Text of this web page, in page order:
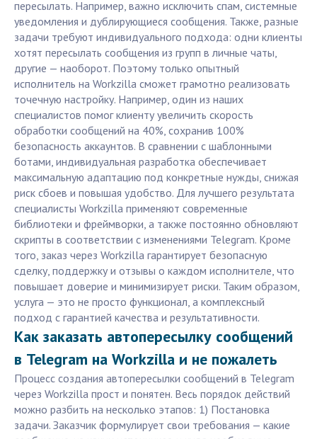
пересылать. Например, важно исключить спам, системные
уведомления и дублирующиеся сообщения. Также, разные
задачи требуют индивидуального подхода: одни клиенты
хотят пересылать сообщения из групп в личные чаты,
другие — наоборот. Поэтому только опытный
исполнитель на Workzilla сможет грамотно реализовать
точечную настройку. Например, один из наших
специалистов помог клиенту увеличить скорость
обработки сообщений на 40%, сохранив 100%
безопасность аккаунтов. В сравнении с шаблонными
ботами, индивидуальная разработка обеспечивает
максимальную адаптацию под конкретные нужды, снижая
риск сбоев и повышая удобство. Для лучшего результата
специалисты Workzilla применяют современные
библиотеки и фреймворки, а также постоянно обновляют
скрипты в соответствии с изменениями Telegram. Кроме
того, заказ через Workzilla гарантирует безопасную
сделку, поддержку и отзывы о каждом исполнителе, что
повышает доверие и минимизирует риски. Таким образом,
услуга — это не просто функционал, а комплексный
подход с гарантией качества и результативности.
Как заказать автопересылку сообщений
в Telegram на Workzilla и не пожалеть
Процесс создания автопересылки сообщений в Telegram
через Workzilla прост и понятен. Весь порядок действий
можно разбить на несколько этапов: 1) Постановка
задачи. Заказчик формулирует свои требования — какие